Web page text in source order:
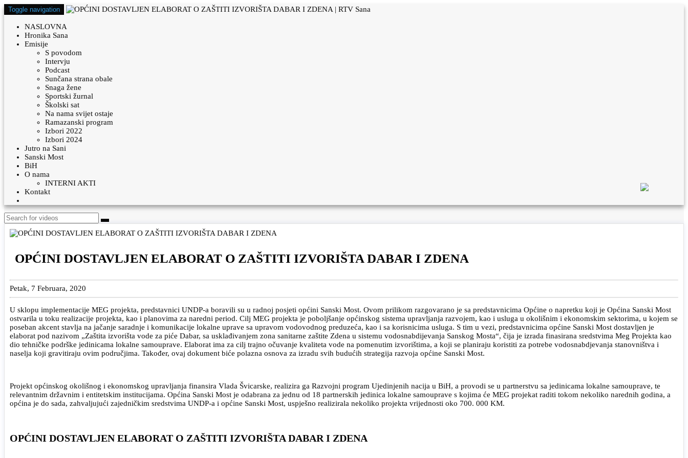
Toggle navigation
NASLOVNA
Hronika Sana
Emisije
S povodom
Intervju
Podcast
Sunčana strana obale
Snaga žene
Sportski žurnal
Školski sat
Na nama svijet ostaje
Ramazanski program
Izbori 2022
Izbori 2024
Jutro na Sani
Sanski Most
BiH
O nama
INTERNI AKTI
Kontakt
OPĆINI DOSTAVLJEN ELABORAT O ZAŠTITI IZVORIŠTA DABAR I ZDENA
Petak, 7 Februara, 2020
U sklopu implementacije MEG projekta, predstavnici UNDP-a boravili su u radnoj posjeti općini Sanski Most. Ovom prilikom razgovarano je sa predstavnicima Općine o napretku koji je Općina Sanski Most
ostvarila u toku realizacije projekta, kao i planovima za naredni period. Cilj MEG projekta je poboljšanje općinskog sistema upravljanja razvojem, kao i usluga u okolišnim i ekonomskim sektorima, u kojem se
poseban akcent stavlja na jačanje saradnje i komunikacije lokalne uprave sa upravom vodovodnog preduzeća, kao i sa korisnicima usluga. S tim u vezi, predstavnicima općine Sanski Most dostavljen je
elaborat pod nazivom „Zaštita izvorišta vode za piće Dabar, sa usklađivanjem zona sanitarne zaštite Zdena u sistemu vodosnabdijevanja Sanskog Mosta“, čija je izrada finasirana sredstvima Meg Projekta kao
dio tehničke podrške jedinicama lokalne samouprave. Elaborat ima za cilj trajno očuvanje kvaliteta vode na pomenutim izvorištima, a koji se planiraju koristiti za potrebe vodosnabdjevanja stanovništva i
naselja koji gravitiraju ovim područjima. Također, ovaj dokument biće polazna osnova za izradu svih budućih strategija razvoja općine Sanski Most.
Projekt općinskog okolišnog i ekonomskog upravljanja finansira Vlada Švicarske, realizira ga Razvojni program Ujedinjenih nacija u BiH, a provodi se u partnerstvu sa jedinicama lokalne samouprave, te
relevantnim državnim i entitetskim institucijama. Općina Sanski Most je odabrana za jednu od 18 partnerskih jedinica lokalne samouprave s kojima će MEG projekat raditi tokom nekoliko narednih godina, a
općina je do sada, zahvaljujući zajedničkim sredstvima UNDP-a i općine Sanski Most, uspješno realizirala nekoliko projekta vrijednosti oko 700. 000 KM.
OPĆINI DOSTAVLJEN ELABORAT O ZAŠTITI IZVORIŠTA DABAR I ZDENA